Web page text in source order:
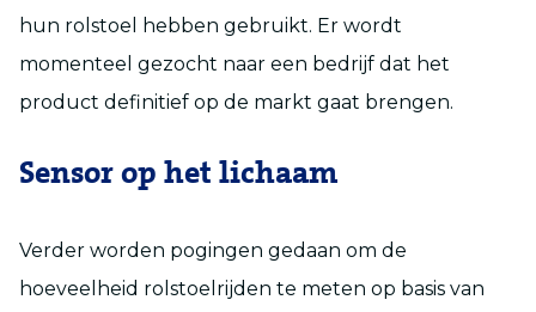
hun rolstoel hebben gebruikt. Er wordt
momenteel gezocht naar een bedrijf dat het
product definitief op de markt gaat brengen.
Sensor op het lichaam
Verder worden pogingen gedaan om de
hoeveelheid rolstoelrijden te meten op basis van